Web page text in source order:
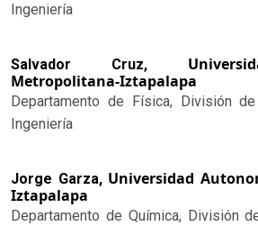
Ingeniería
Salvador Cruz,
Metropolitana-Iztapalapa
Departamento de Física, División
Ingeniería
Jorge Garza, Universidad
Iztapalapa
Departamento de Química, División